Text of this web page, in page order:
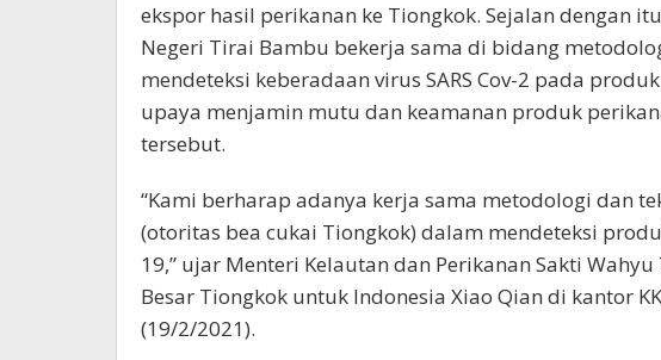
ekspor hasil perikanan ke Tiongkok. Sejalan dengan
Negeri Tirai Bambu bekerja sama di bidang
mendeteksi keberadaan virus SARS Cov-2 pada
upaya menjamin mutu dan keamanan produk
tersebut.
“Kami berharap adanya kerja sama metodologi dan
(otoritas bea cukai Tiongkok) dalam mendeteksi
19,” ujar Menteri Kelautan dan Perikanan Sakti
Besar Tiongkok untuk Indonesia Xiao Qian di kantor
(19/2/2021).